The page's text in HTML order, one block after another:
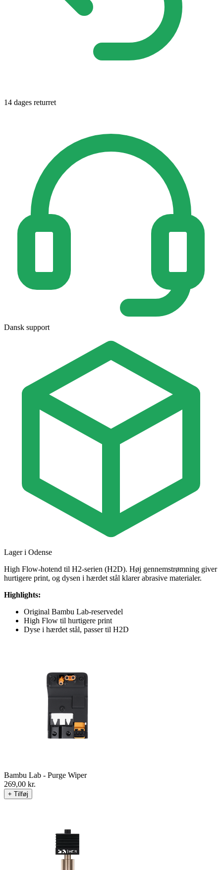
14 dages returret
Dansk support
Lager i Odense
High Flow-hotend til H2-serien (H2D). Høj gennemstrømning giver
hurtigere print, og dysen i hærdet stål klarer abrasive materialer.
Highlights:
Original Bambu Lab-reservedel
High Flow til hurtigere print
Dyse i hærdet stål, passer til H2D
Bambu Lab - Purge Wiper
269,00 kr.
+ Tilføj